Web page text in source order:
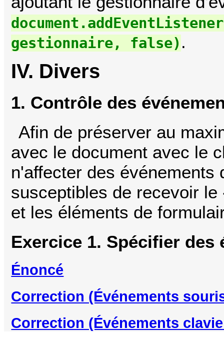
gestionnaire, false) .
IV. Divers
1. Contrôle des
Afin de préserver au
avec le document avec le
n'affecter des
susceptibles de recevoir
et les éléments de
Exercice 1. Spécifier
Énoncé
Correction (Événements
Correction (Événements